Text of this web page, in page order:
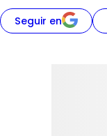
Seguir en